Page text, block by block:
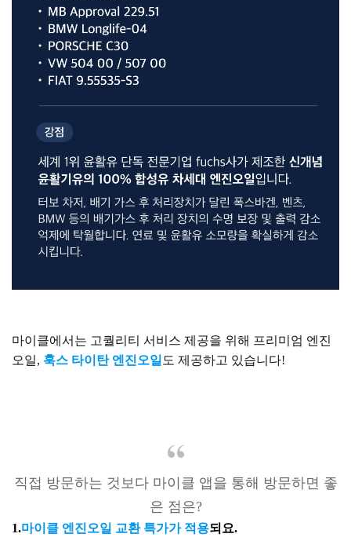
마이클에서는 고퀄리티 서비스 제공을 위해 프리미엄 엔진
오일, 훅스 타이탄 엔진오일 도 제공하고 있습니다!
직접 방문하는 것보다 마이클 앱을 통해 방문하면 좋
은 점은?
1.마이클 엔진오일 교환 특가가 적용되요.